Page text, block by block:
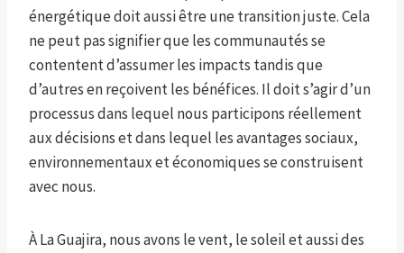
énergétique doit aussi être une transition juste. Cela
ne peut pas signifier que les communautés se
contentent d’assumer les impacts tandis que
d’autres en reçoivent les bénéfices. Il doit s’agir d’un
processus dans lequel nous participons réellement
aux décisions et dans lequel les avantages sociaux,
environnementaux et économiques se construisent
avec nous.
À La Guajira, nous avons le vent, le soleil et aussi des